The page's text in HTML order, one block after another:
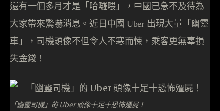
還有一個多月才是「哈囉喂」，中國已急不及待為
大家帶來驚嚇消息。近日中國 Uber 出現大量「幽靈
車」，司機頭像不但令人不寒而悚，乘客更無辜損
失金錢！
「幽靈司機」的 Uber 頭像十足十恐怖殭屍！